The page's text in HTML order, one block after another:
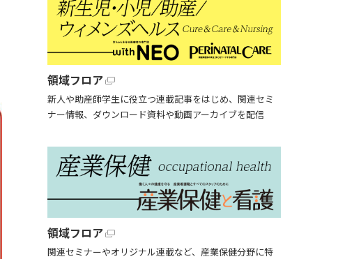
領域フロア
新人や助産師学生に役立つ連載記事をはじめ、関連セミ
ナー情報、ダウンロード資料や動画アーカイブを配信
領域フロア
関連セミナーやオリジナル連載など、産業保健分野に特